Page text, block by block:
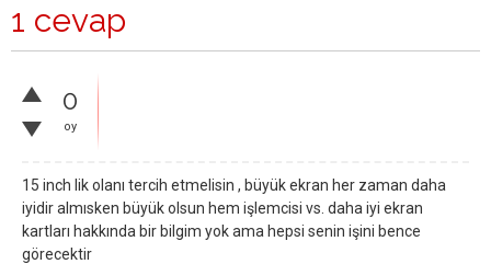
1 cevap
0
oy
15 inch lik olanı tercih etmelisin , büyük ekran her zaman daha
iyidir almısken büyük olsun hem işlemcisi vs. daha iyi ekran
kartları hakkında bir bilgim yok ama hepsi senin işini bence
görecektir